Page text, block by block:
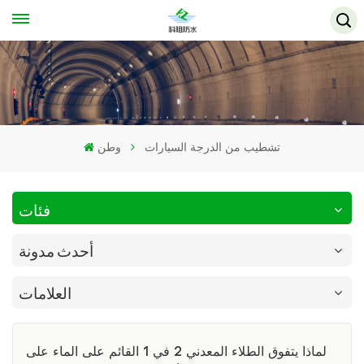
وطن تشطيب من الدرجة السيارات
فئات
أحدث مدونة
العلامات
لماذا يتفوق الطلاء المعدني 2 في 1 القائم على الماء على